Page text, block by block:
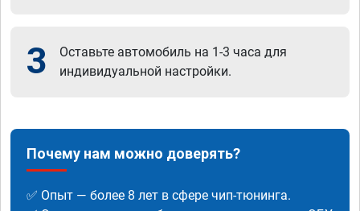
3
Оставьте автомобиль на 1-3 часа для
индивидуальной настройки.
Почему нам можно доверять?
✅ Опыт — более 8 лет в сфере чип-тюнинга.